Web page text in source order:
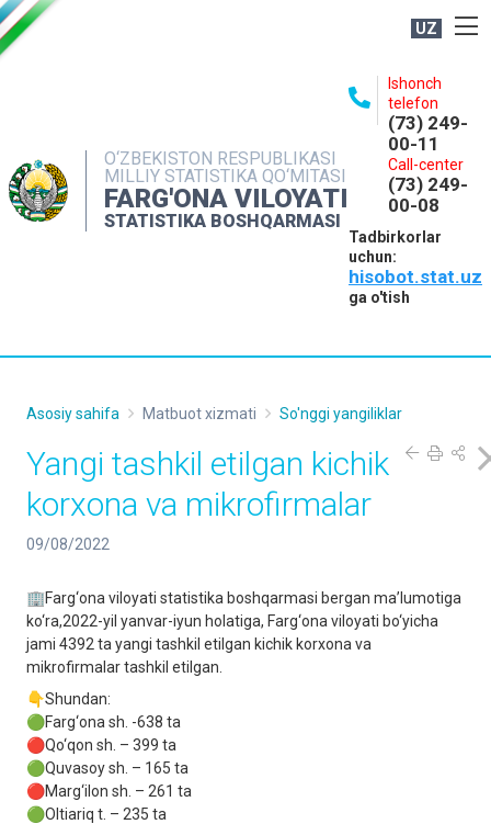
UZ
O‘ZBEKISTON RESPUBLIKASI
MILLIY STATISTIKA QO‘MITASI
FARG'ONA VILOYATI
STATISTIKA BOSHQARMASI
Ishonch
telefon
(73) 249-
00-11
Call-center
(73) 249-
00-08
Tadbirkorlar
uchun:
hisobot.stat.uz
ga o'tish
NASHRLAR
INTERAKTIV XIZMATLAR
MATBUOT XIZMATI
Asosiy sahifa Matbuot xizmati So'nggi yangiliklar
Yangi tashkil etilgan kichik
korxona va mikrofirmalar
09/08/2022
🏢Farg‘ona viloyati statistika boshqarmasi bergan ma’lumotiga
ko‘ra,2022-yil yanvar-iyun holatiga, Farg‘ona viloyati bo‘yicha
jami 4392 ta yangi tashkil etilgan kichik korxona va
mikrofirmalar tashkil etilgan.
👇Shundan:
🟢Farg‘ona sh. -638 ta
🔴Qo‘qon sh. – 399 ta
🟢Quvasoy sh. – 165 ta
🔴Marg‘ilon sh. – 261 ta
🟢Oltiariq t. – 235 ta